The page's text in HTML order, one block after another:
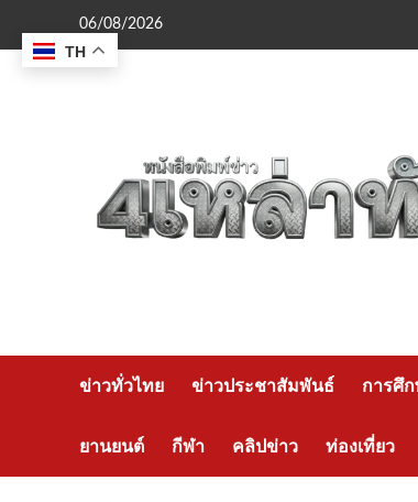
content
06/08/2026
ข่าวทั่วไทย ข่าวประชาสัมพันธ์ การศึ
ยานยนต์ กีฬา คลิปข่าว ท่องเที่ยว
TH